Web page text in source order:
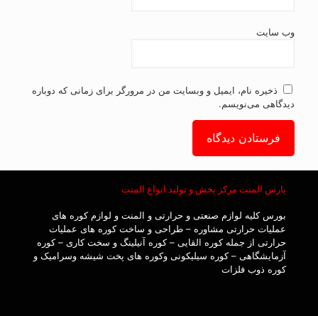
وب‌ سایت
ذخیره نام، ایمیل و وبسایت من در مرورگر برای زمانی که دوباره
دیدگاهی می‌نویسم.
پارس المنت مرکز پخش و تولید انواع المنت
بورس کلیه لوازم صنعتی و حرارتی و المنت و لوازم کوره های
عملیات حرارتی مشاوره – طراحی و ساخت کوره های عملیات
حرارتی از جمله کوره القایی – کوره آنیلینگ و سخت کاری – کوره
آزمایشگاهی – کوره سیلیکونی وکوره های پخت شیشه وسرامیک و
کوره ذوب فلزات